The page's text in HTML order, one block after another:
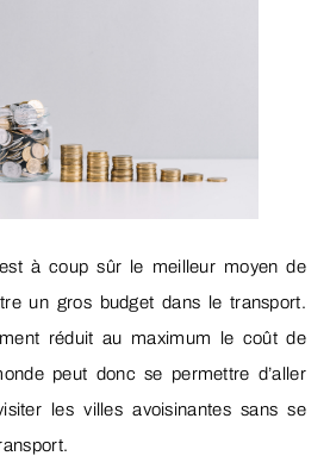
à coup sûr le meilleur moyen de
un gros budget dans le transport.
réduit au maximum le coût de
peut donc se permettre d’aller
les villes avoisinantes sans se